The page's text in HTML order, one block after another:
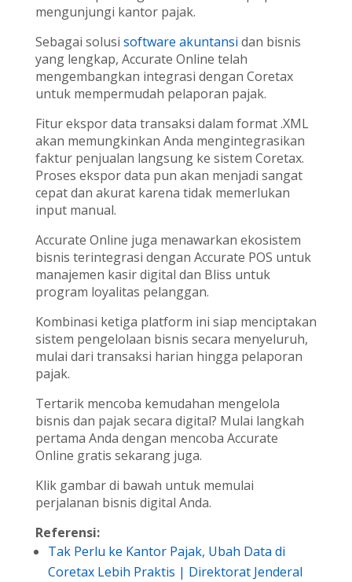
mengunjungi kantor pajak.
Sebagai solusi software akuntansi dan bisnis
yang lengkap, Accurate Online telah
mengembangkan integrasi dengan Coretax
untuk mempermudah pelaporan pajak.
Fitur ekspor data transaksi dalam format .XML
akan memungkinkan Anda mengintegrasikan
faktur penjualan langsung ke sistem Coretax.
Proses ekspor data pun akan menjadi sangat
cepat dan akurat karena tidak memerlukan
input manual.
Accurate Online juga menawarkan ekosistem
bisnis terintegrasi dengan Accurate POS untuk
manajemen kasir digital dan Bliss untuk
program loyalitas pelanggan.
Kombinasi ketiga platform ini siap menciptakan
sistem pengelolaan bisnis secara menyeluruh,
mulai dari transaksi harian hingga pelaporan
pajak.
Tertarik mencoba kemudahan mengelola
bisnis dan pajak secara digital? Mulai langkah
pertama Anda dengan mencoba Accurate
Online gratis sekarang juga.
Klik gambar di bawah untuk memulai
perjalanan bisnis digital Anda.
Referensi:
Tak Perlu ke Kantor Pajak, Ubah Data di
Coretax Lebih Praktis | Direktorat Jenderal